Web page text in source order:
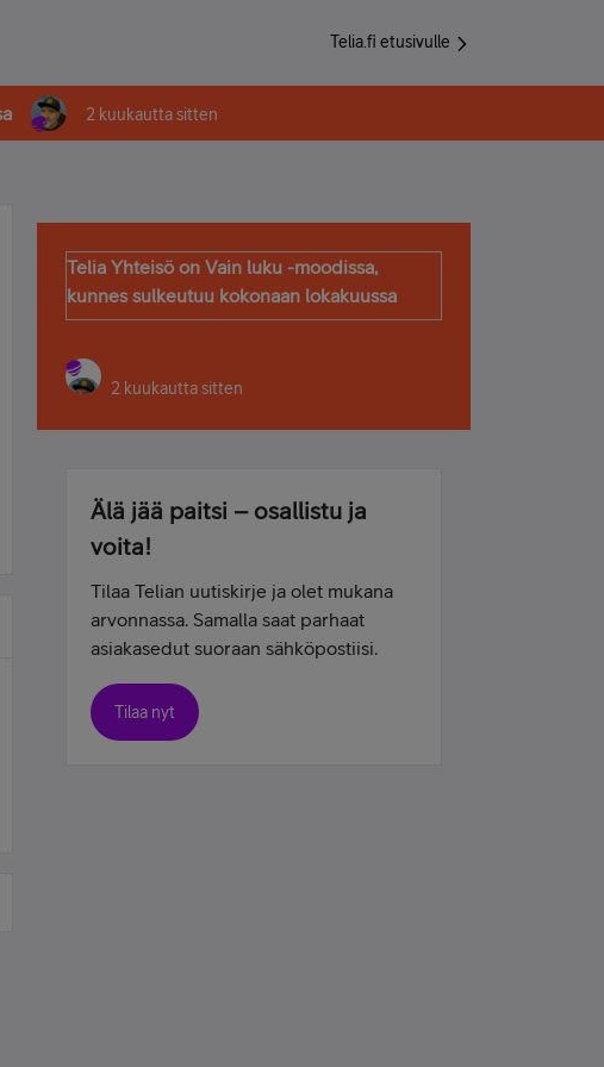
Telia.fi etusivulle
2 kuukautta sitten
Telia Yhteisö on Vain luku -moodissa,
kunnes sulkeutuu kokonaan lokakuussa
2 kuukautta sitten
Älä jää paitsi – osallistu ja
voita!
Tilaa Telian uutiskirje ja olet mukana
arvonnassa. Samalla saat parhaat
asiakasedut suoraan sähköpostiisi.
Tilaa nyt